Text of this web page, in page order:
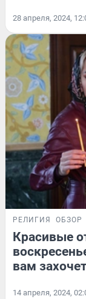
28 апреля, 2024,
РЕЛИГИЯ ОБЗОР
Красивые
вам
14 апреля, 2024,